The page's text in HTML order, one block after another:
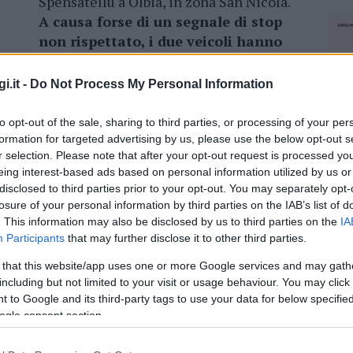
- Do Not Process My Personal Information
opt-out of the sale, sharing to third parties, or processing of your
for targeted advertising by us, please use the below opt-out
selection. Please note that after your opt-out request is processed
interest-based ads based on personal information utilized by us
to third parties prior to your opt-out. You may separately
of your personal information by third parties on the IAB’s list of
This information may also be disclosed by us to third parties on the
Participants that may further disclose it to other third parties.
that this website/app uses one or more Google services and may
but not limited to your visit or usage behaviour. You may
to Google and its third-party tags to use your data for below
consent section.
A causa forse di un segnale di stop
non rispettato, i due veicoli hanno
impattato tra loro,finendo addosso al
muro di una casa.
potesse andare peggio.Le due donne
solo con qualche botta.Resta il fatto che
sono due incroci calci e che non è il primo
cliccandoqui